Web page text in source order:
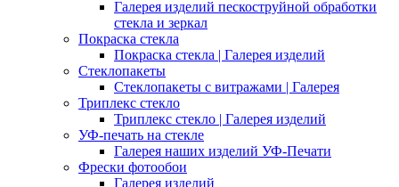
Галерея изделий пескоструйной обработки
стекла и зеркал
Покраска стекла
Покраска стекла | Галерея изделий
Стеклопакеты
Стеклопакеты с витражами | Галерея
Триплекс стекло
Триплекс стекло | Галерея изделий
УФ-печать на стекле
Галерея наших изделий УФ-Печати
Фрески фотообои
Галерея изделий